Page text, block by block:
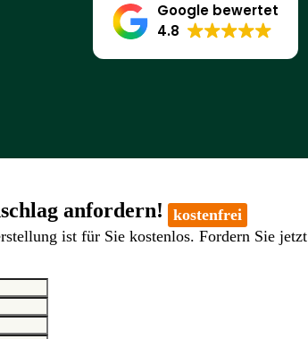
Google bewertet
4.8
anfordern!
kostenfrei
ist für Sie kostenlos. Fordern Sie jetzt